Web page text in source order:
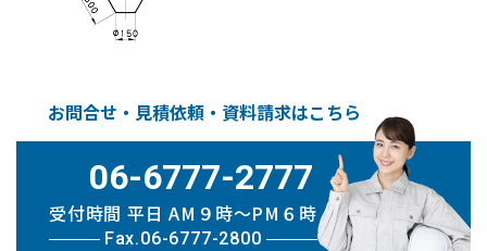
お問合せ・見積依頼・資料請求はこちら
06-6777-2777
受付時間 平日 AM９時〜PM６時
Fax.06-6777-2800